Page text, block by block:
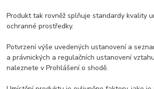
Produkt tak rovněž splňuje standardy kvality
ochranné prostředky.
Potvrzení výše uvedených ustanovení a
a právnických a regulačních ustanovení
naleznete v Prohlášení o shodě.